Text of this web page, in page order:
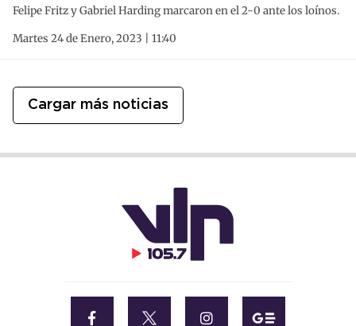
Felipe Fritz y Gabriel Harding marcaron en el 2-0 ante los loínos.
Martes 24 de Enero, 2023 | 11:40
Cargar más noticias